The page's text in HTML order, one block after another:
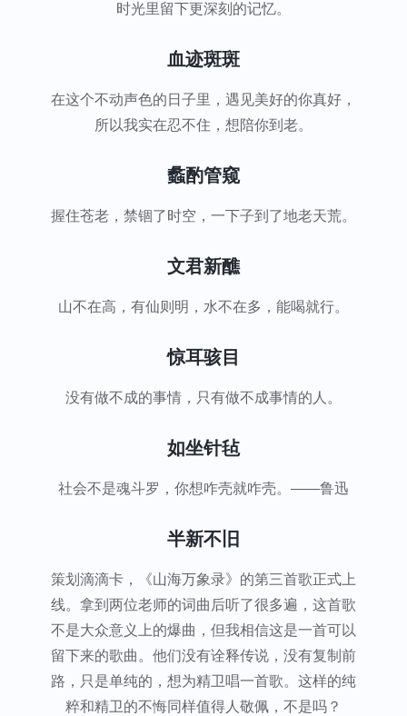
时光里留下更深刻的记忆。
血迹斑斑
在这个不动声色的日子里，遇见美好的你真好，
所以我实在忍不住，想陪你到老。
蠡酌管窥
握住苍老，禁锢了时空，一下子到了地老天荒。
文君新醮
山不在高，有仙则明，水不在多，能喝就行。
惊耳骇目
没有做不成的事情，只有做不成事情的人。
如坐针毡
社会不是魂斗罗，你想咋壳就咋壳。——鲁迅
半新不旧
策划滴滴卡，《山海万象录》的第三首歌正式上
线。拿到两位老师的词曲后听了很多遍，这首歌
不是大众意义上的爆曲，但我相信这是一首可以
留下来的歌曲。他们没有诠释传说，没有复制前
路，只是单纯的，想为精卫唱一首歌。这样的纯
粹和精卫的不悔同样值得人敬佩，不是吗？